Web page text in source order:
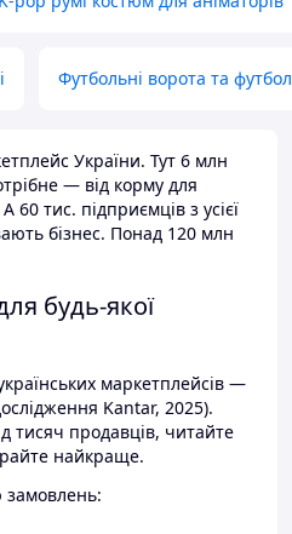
Футбольні ворота та
України. Тут 6 млн
— від корму для
60 тис. підприємців з усієї
бізнес. Понад 120 млн
будь-якої
маркетплейсів —
Kantar, 2025).
тисяч продавців, читайте
найкраще.
замовлень: